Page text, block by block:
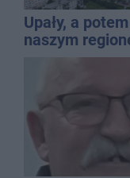
Upały, a
naszym